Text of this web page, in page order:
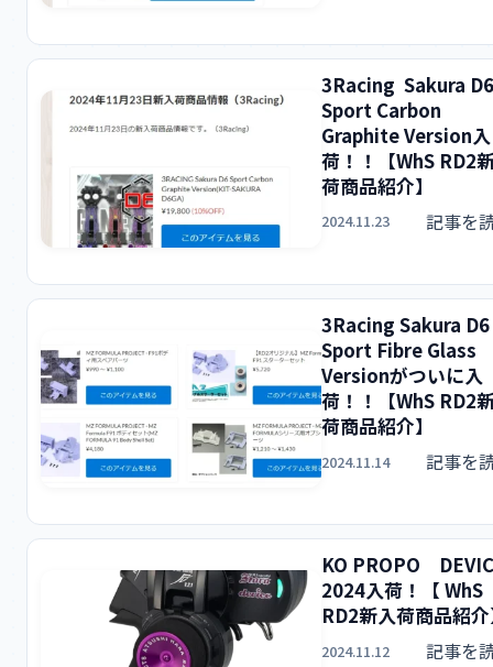
3Racing Sakura D6
Sport Carbon
Graphite Version入
荷！！【WhS RD2
荷商品紹介】
2024.11.23 記事を
3Racing Sakura D6
Sport Fibre Glass
Versionがついに入
荷！！【WhS RD2
荷商品紹介】
2024.11.14 記事を
KO PROPO
2024入荷！【 WhS
RD2新入荷商品紹
2024.11.12 記事を